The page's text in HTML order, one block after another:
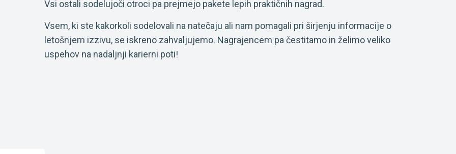
Vsi ostali sodelujoči otroci pa prejmejo pakete lepih praktičnih nagrad.
Vsem, ki ste kakorkoli sodelovali na natečaju ali nam pomagali pri širjenju informacije o
letošnjem izzivu, se iskreno zahvaljujemo. Nagrajencem pa čestitamo in želimo veliko
uspehov na nadaljnji karierni poti!